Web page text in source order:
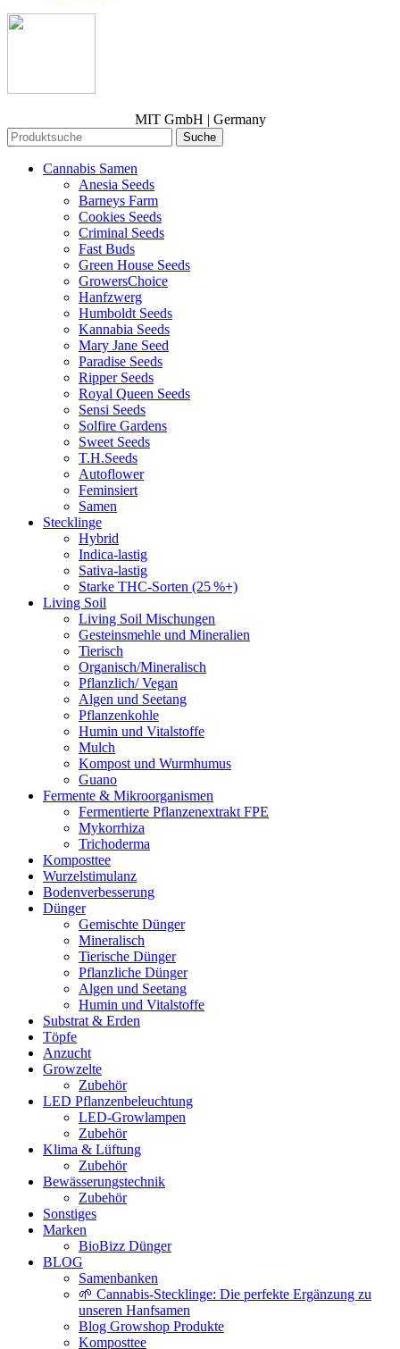
MIT GmbH | Germany
Suche
Cannabis Samen
Anesia Seeds
Barneys Farm
Cookies Seeds
Criminal Seeds
Fast Buds
Green House Seeds
GrowersChoice
Hanfzwerg
Humboldt Seeds
Kannabia Seeds
Mary Jane Seed
Paradise Seeds
Ripper Seeds
Royal Queen Seeds
Sensi Seeds
Solfire Gardens
Sweet Seeds
T.H.Seeds
Autoflower
Feminsiert
Samen
Stecklinge
Hybrid
Indica-lastig
Sativa-lastig
Starke THC-Sorten (25 %+)
Living Soil
Living Soil Mischungen
Gesteinsmehle und Mineralien
Tierisch
Organisch/Mineralisch
Pflanzlich/ Vegan
Algen und Seetang
Pflanzenkohle
Humin und Vitalstoffe
Mulch
Kompost und Wurmhumus
Guano
Fermente & Mikroorganismen
Fermentierte Pflanzenextrakt FPE
Mykorrhiza
Trichoderma
Komposttee
Wurzelstimulanz
Bodenverbesserung
Dünger
Gemischte Dünger
Mineralisch
Tierische Dünger
Pflanzliche Dünger
Algen und Seetang
Humin und Vitalstoffe
Substrat & Erden
Töpfe
Anzucht
Growzelte
Zubehör
LED Pflanzenbeleuchtung
LED-Growlampen
Zubehör
Klima & Lüftung
Zubehör
Bewässerungstechnik
Zubehör
Sonstiges
Marken
BioBizz Dünger
BLOG
Samenbanken
🌱 Cannabis-Stecklinge: Die perfekte Ergänzung zu
unseren Hanfsamen
Blog Growshop Produkte
Komposttee